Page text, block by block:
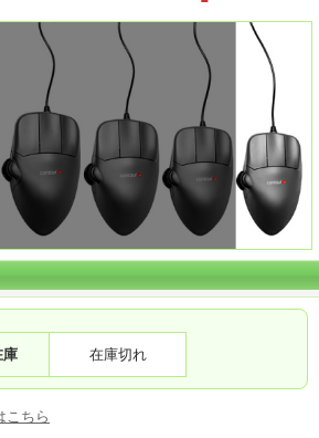
庫 在庫切れ
こちら